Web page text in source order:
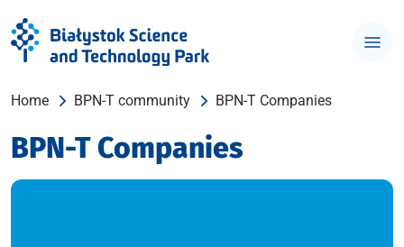
Home BPN-T community BPN-T Companies
BPN-T Companies